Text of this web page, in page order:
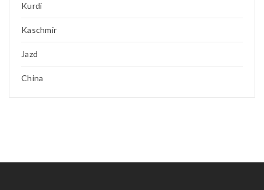
Kurdi
Kaschmir
Jazd
China